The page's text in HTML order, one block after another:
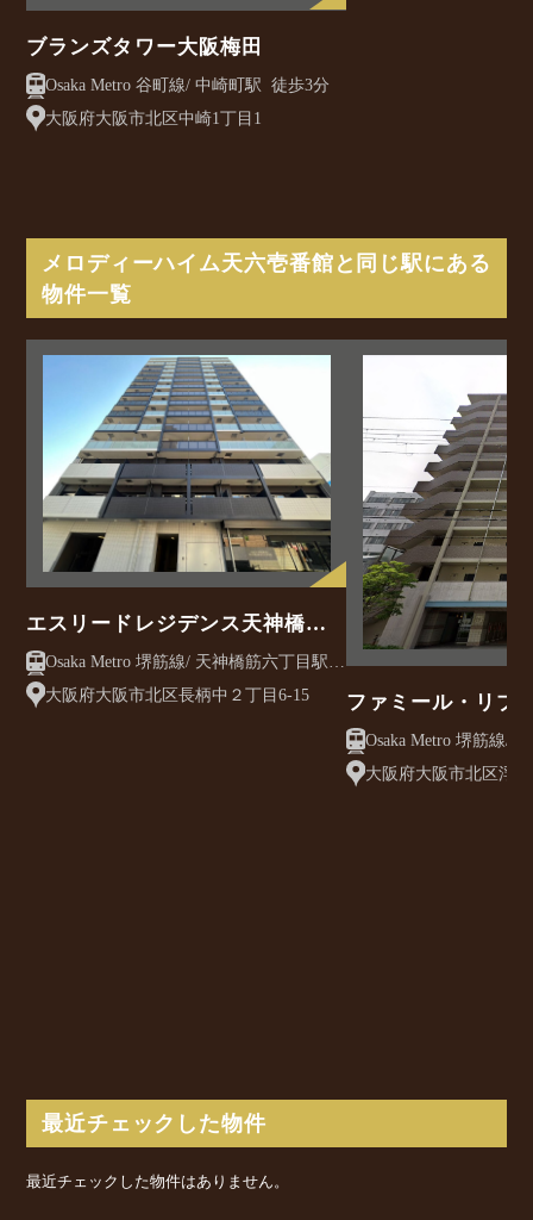
ブランズタワー大阪梅田
Osaka Metro 谷町線/ 中崎町駅 徒歩3分
大阪府大阪市北区中崎1丁目1
メロディーハイム天六壱番館と同じ駅にある
物件一覧
エスリードレジデンス天神橋筋
六丁目
Osaka Metro 堺筋線/ 天神橋筋六丁目駅
徒歩7分
大阪府大阪市北区長柄中２丁目6-15 ファミール・リブ
Osaka Metro 堺筋線/ 天神橋筋六丁目駅
徒歩3分
大阪府大阪市北区浮
最近チェックした物件
最近チェックした物件はありません。